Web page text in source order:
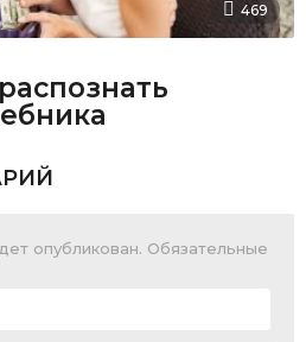
469
опубликован. Обязательные